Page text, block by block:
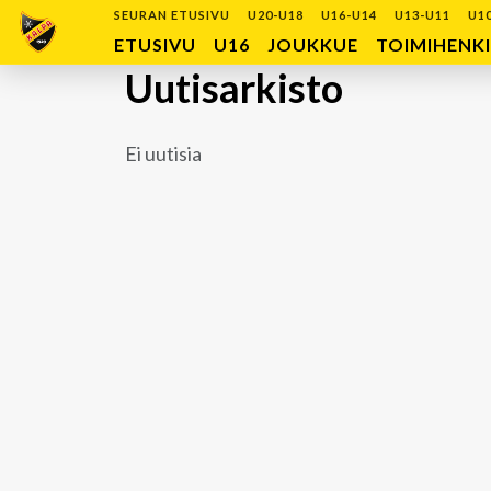
SEURAN ETUSIVU U20-U18 U16-U14 U13-U11
ETUSIVU U16 JOUKKUE
Uutisarkisto
Ei uutisia